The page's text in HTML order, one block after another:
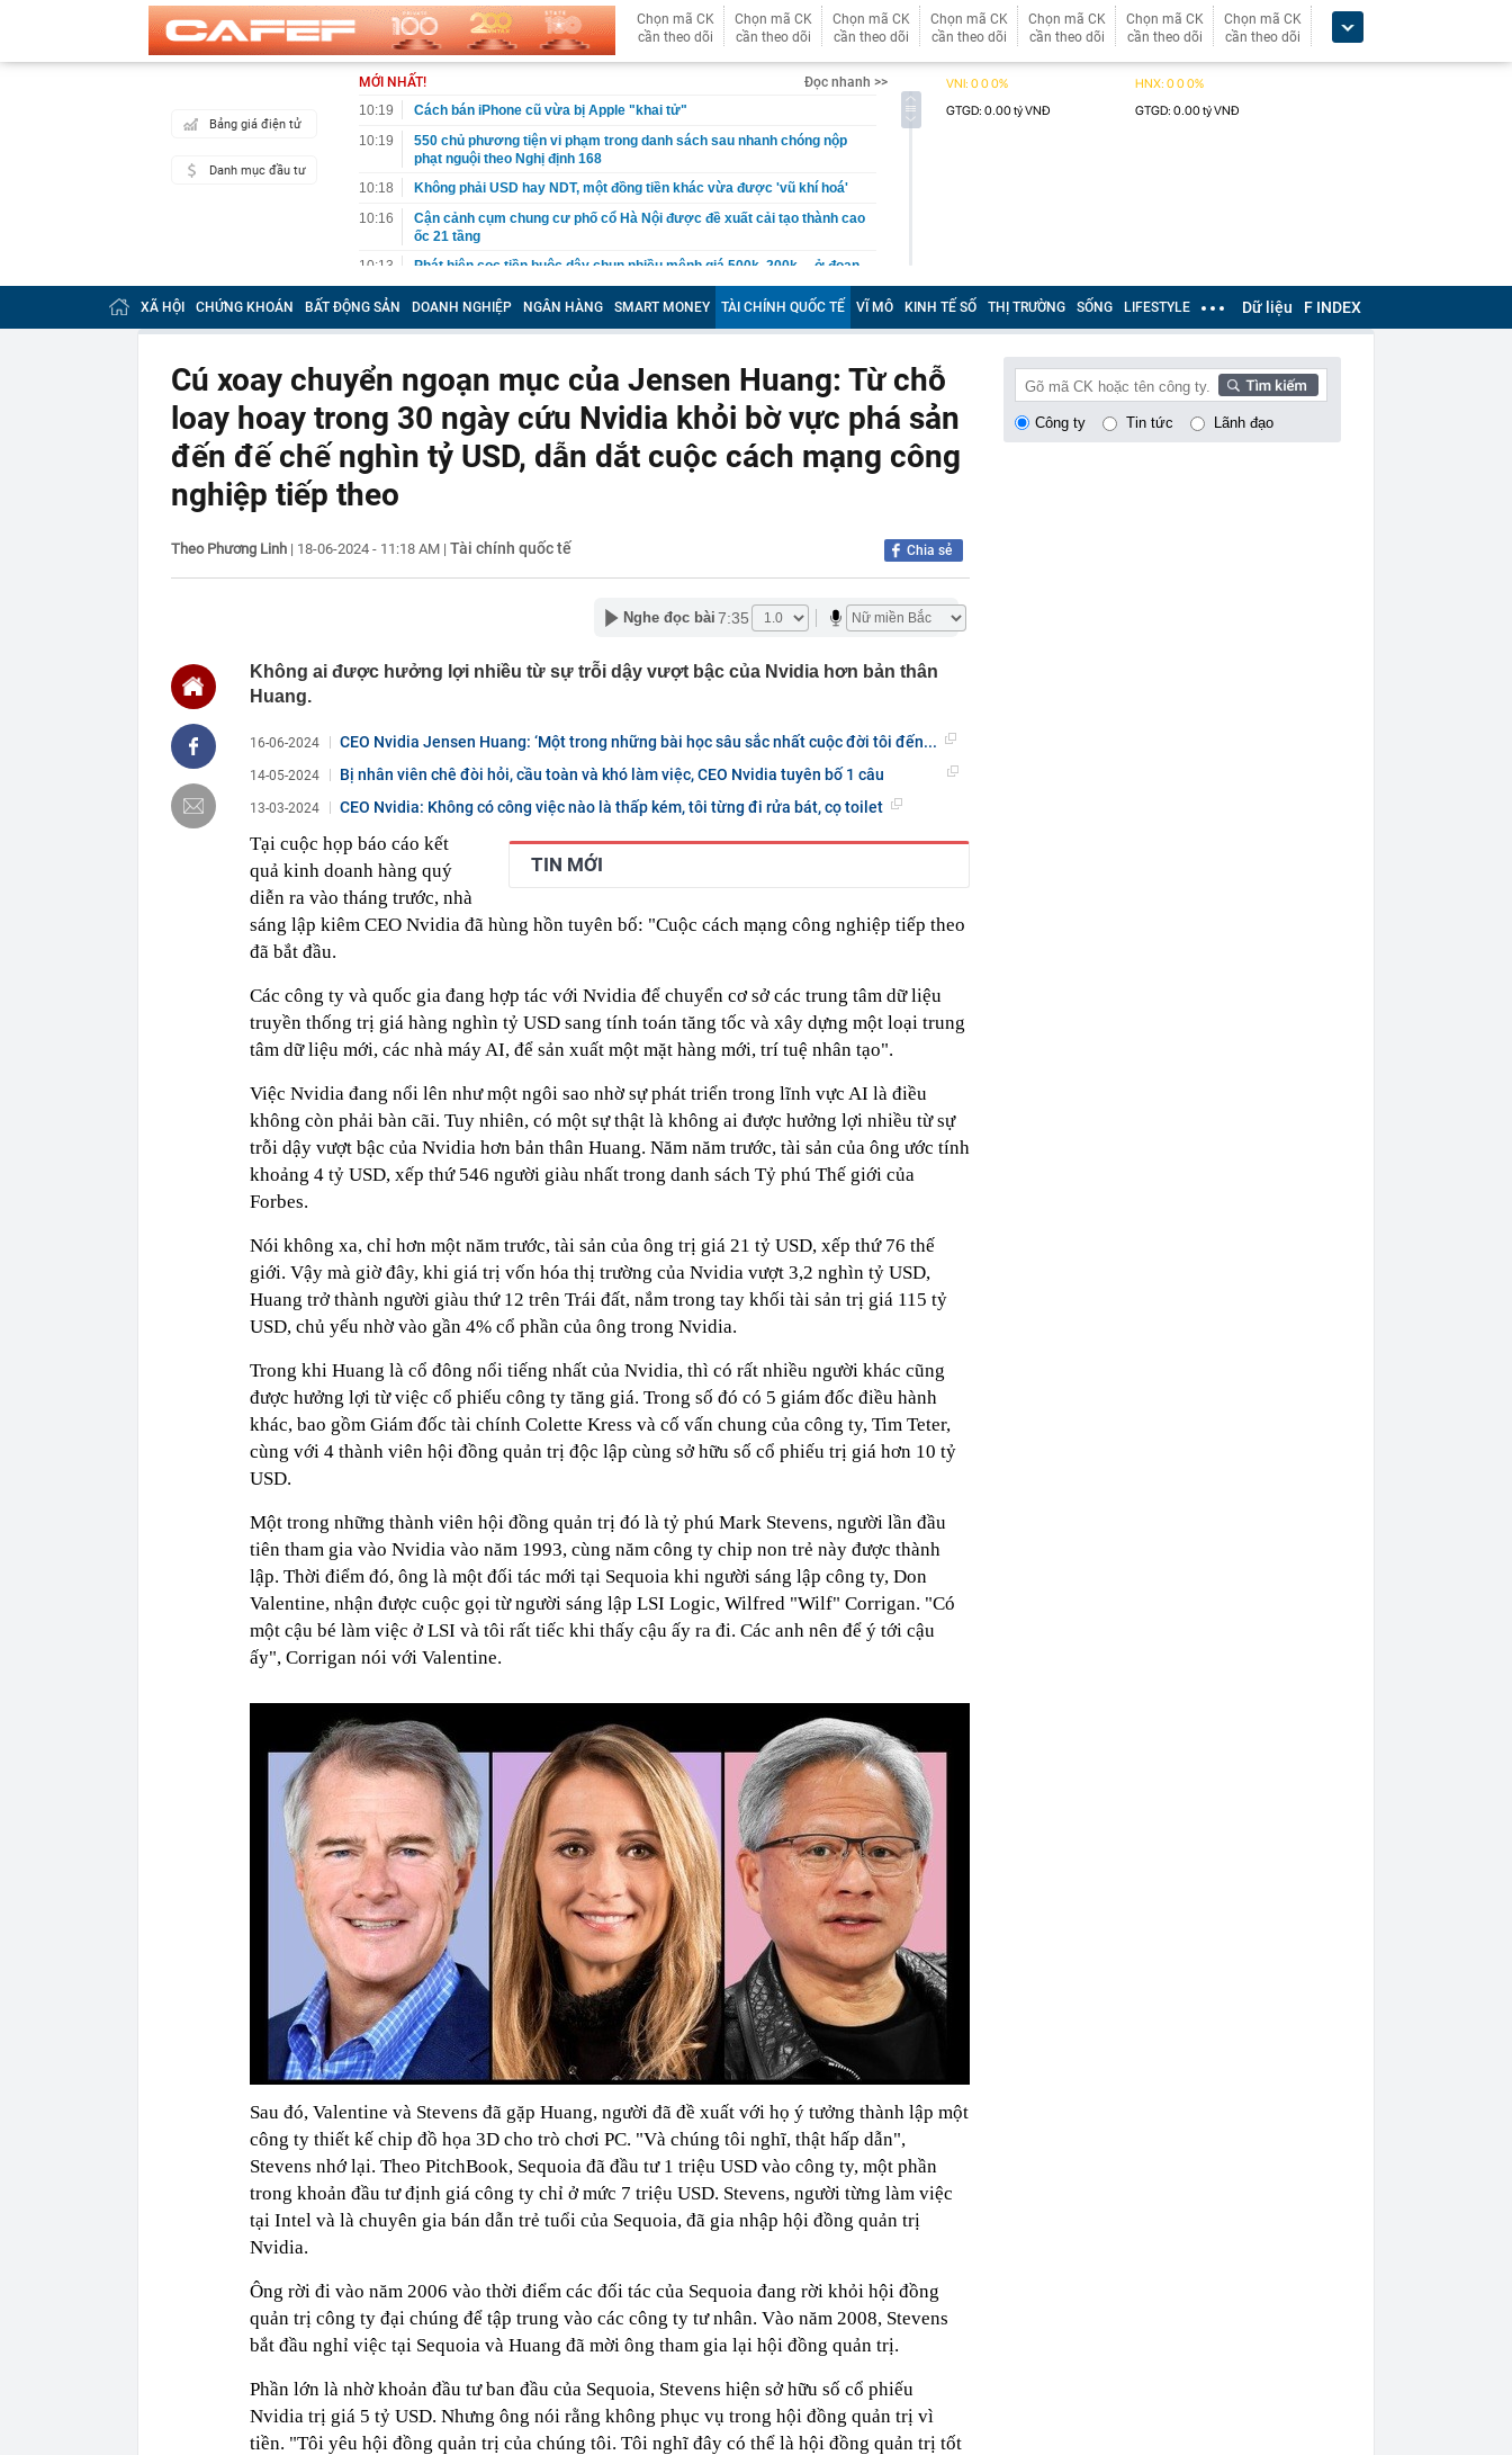
Chọn mã CK
cần theo dõi
Chọn mã CK
cần theo dõi
Chọn mã CK
cần theo dõi
Chọn mã CK
cần theo dõi
Chọn mã CK
cần theo dõi
Chọn mã CK
cần theo dõi
Chọn mã CK
cần theo dõi
Bảng giá điện tử
Danh mục đầu tư
MỚI NHẤT!
Đọc nhanh >>
10:19
Cách bán iPhone cũ vừa bị Apple "khai tử"
10:19
550 chủ phương tiện vi phạm trong danh sách sau nhanh chóng nộp
phạt nguội theo Nghị định 168
10:18
Không phải USD hay NDT, một đồng tiền khác vừa được 'vũ khí hoá'
10:16
Cận cảnh cụm chung cư phố cổ Hà Nội được đề xuất cải tạo thành cao
ốc 21 tầng
10:13
Phát hiện cọc tiền buộc dây chun nhiều mệnh giá 500k, 200k… ở đoạn
đường không có camera giám sát, Trần Ngọc Hà SN 1992 lập tức tới
thẳng trụ sở công an trình báo
10:11
Lời khuyên cho 3 con giáp cần thận trọng nhất tháng 7 Âm lịch
10:10
Sắp công bố điểm chuẩn đại học 2026: Thí sinh cần lưu ý gì?
10:05
Khách Tây "lụy" dịch vụ đóng giày dép ở Hội An: Pháp sư Việt đo chân
chuẩn đét, thành phẩm đẹp vượt sức tưởng tượng
10:03
Giá bạc thỏi, bạc miếng sáng ngày 7/8 tại Ancarat, DOJI, Bảo Tín Mạnh
Hải, Sacombank,...
10:02
thành quả khiến tất cả ngỡ ngàng
10:01
Giá bạc vượt 61 USD/ounce, chuyên gia dự báo 'thời của bạc' sắp tới
Nga đang phát triển vắc-xin mới điều trị 3 bệnh ung thư nguy hiểm
tục "gom hàng"
sau biến cố, đẹp hơn thời mới vào nghề
09:53
Đang thu gom rác, người phụ nữ bất ngờ nhặt được tờ vé số trúng 31
tỷ đồng và cái kết
09:52
Có nên rút tiền mặt từ thẻ tín dụng?
09:52
Khám xét, bắt Phùng Hồng Huệ SN 1998 và 11 người liên quan 120 tỷ
đồng tiền bán thuốc sinh lý nam
09:49
Giá vàng miếng, vàng nhẫn ngày 7/8 tại SJC, Bảo Tín Mạnh Hải, Bảo
Tín Minh Châu, DOJI, Phú Quý,... đồng loạt giảm
XÃ HỘI CHỨNG KHOÁN BẤT ĐỘNG SẢN DOANH NGHIỆP NGÂN HÀNG SMART MONEY TÀI CHÍNH QUỐC TẾ VĨ MÔ KINH TẾ SỐ THỊ TRƯỜNG SỐNG LIFESTYLE Dữ liệu F INDEX
Cú xoay chuyển ngoạn mục của Jensen Huang: Từ chỗ
loay hoay trong 30 ngày cứu Nvidia khỏi bờ vực phá sản
đến đế chế nghìn tỷ USD, dẫn dắt cuộc cách mạng công
nghiệp tiếp theo
Theo Phương Linh | 18-06-2024 - 11:18 AM | Tài chính quốc tế Chia sẻ
Nghe đọc bài 7:35
Không ai được hưởng lợi nhiều từ sự trỗi dậy vượt bậc của Nvidia hơn bản thân
Huang.
16-06-2024 CEO Nvidia Jensen Huang: ‘Một trong những bài học sâu sắc nhất cuộc đời tôi đến...
14-05-2024
Bị nhân viên chê đòi hỏi, cầu toàn và khó làm việc, CEO Nvidia tuyên bố 1 câu
13-03-2024 CEO Nvidia: Không có công việc nào là thấp kém, tôi từng đi rửa bát, cọ toilet
TIN MỚI
Tại cuộc họp báo cáo kết
quả kinh doanh hàng quý
diễn ra vào tháng trước, nhà
sáng lập kiêm CEO Nvidia đã hùng hồn tuyên bố: "Cuộc cách mạng công nghiệp tiếp theo
đã bắt đầu.
Các công ty và quốc gia đang hợp tác với Nvidia để chuyển cơ sở các trung tâm dữ liệu
truyền thống trị giá hàng nghìn tỷ USD sang tính toán tăng tốc và xây dựng một loại trung
tâm dữ liệu mới, các nhà máy AI, để sản xuất một mặt hàng mới, trí tuệ nhân tạo".
Việc Nvidia đang nổi lên như một ngôi sao nhờ sự phát triển trong lĩnh vực AI là điều
không còn phải bàn cãi. Tuy nhiên, có một sự thật là không ai được hưởng lợi nhiều từ sự
trỗi dậy vượt bậc của Nvidia hơn bản thân Huang. Năm năm trước, tài sản của ông ước tính
khoảng 4 tỷ USD, xếp thứ 546 người giàu nhất trong danh sách Tỷ phú Thế giới của
Forbes.
Nói không xa, chỉ hơn một năm trước, tài sản của ông trị giá 21 tỷ USD, xếp thứ 76 thế
giới. Vậy mà giờ đây, khi giá trị vốn hóa thị trường của Nvidia vượt 3,2 nghìn tỷ USD,
Huang trở thành người giàu thứ 12 trên Trái đất, nắm trong tay khối tài sản trị giá 115 tỷ
USD, chủ yếu nhờ vào gần 4% cổ phần của ông trong Nvidia.
Trong khi Huang là cổ đông nổi tiếng nhất của Nvidia, thì có rất nhiều người khác cũng
được hưởng lợi từ việc cổ phiếu công ty tăng giá. Trong số đó có 5 giám đốc điều hành
khác, bao gồm Giám đốc tài chính Colette Kress và cố vấn chung của công ty, Tim Teter,
cùng với 4 thành viên hội đồng quản trị độc lập cùng sở hữu số cổ phiếu trị giá hơn 10 tỷ
USD.
Một trong những thành viên hội đồng quản trị đó là tỷ phú Mark Stevens, người lần đầu
tiên tham gia vào Nvidia vào năm 1993, cùng năm công ty chip non trẻ này được thành
lập. Thời điểm đó, ông là một đối tác mới tại Sequoia khi người sáng lập công ty, Don
Valentine, nhận được cuộc gọi từ người sáng lập LSI Logic, Wilfred "Wilf" Corrigan. "Có
một cậu bé làm việc ở LSI và tôi rất tiếc khi thấy cậu ấy ra đi. Các anh nên để ý tới cậu
ấy", Corrigan nói với Valentine.
Sau đó, Valentine và Stevens đã gặp Huang, người đã đề xuất với họ ý tưởng thành lập một
công ty thiết kế chip đồ họa 3D cho trò chơi PC. "Và chúng tôi nghĩ, thật hấp dẫn",
Stevens nhớ lại. Theo PitchBook, Sequoia đã đầu tư 1 triệu USD vào công ty, một phần
trong khoản đầu tư định giá công ty chỉ ở mức 7 triệu USD. Stevens, người từng làm việc
tại Intel và là chuyên gia bán dẫn trẻ tuổi của Sequoia, đã gia nhập hội đồng quản trị
Nvidia.
Ông rời đi vào năm 2006 vào thời điểm các đối tác của Sequoia đang rời khỏi hội đồng
quản trị công ty đại chúng để tập trung vào các công ty tư nhân. Vào năm 2008, Stevens
bắt đầu nghỉ việc tại Sequoia và Huang đã mời ông tham gia lại hội đồng quản trị.
Phần lớn là nhờ khoản đầu tư ban đầu của Sequoia, Stevens hiện sở hữu số cổ phiếu
Nvidia trị giá 5 tỷ USD. Nhưng ông nói rằng không phục vụ trong hội đồng quản trị vì
tiền. "Tôi yêu hội đồng quản trị của chúng tôi. Tôi nghĩ đây có thể là hội đồng quản trị tốt
Công ty Tin tức Lãnh đạo